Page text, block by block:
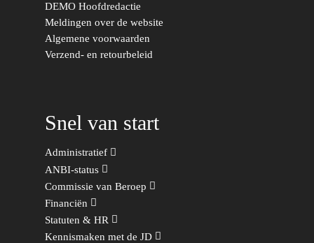
DEMO Hoofdredactie
Meldingen over de website
Algemene voorwaarden
Verzend- en retourbeleid
Snel van start
Administratief
ANBI-status
Commissie van Beroep
Financiën
Statuten & HR
Kennismaken met de JD